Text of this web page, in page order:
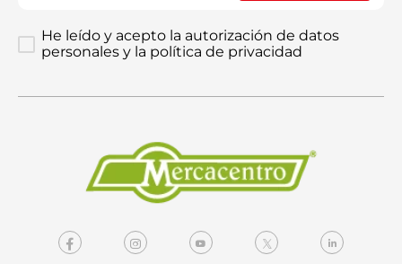
He leído y acepto la autorización de datos
personales y la política de privacidad